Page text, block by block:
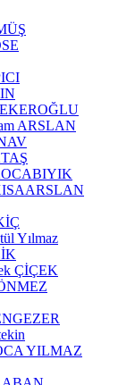
ARSLAN
Yılmaz
ÇİÇEK
YILMAZ